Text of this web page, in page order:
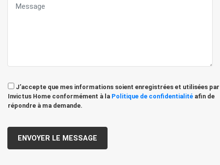
J’accepte que mes informations soient enregistrées et utilisées par
Invictus Home conformément à la Politique de confidentialité afin de
répondre à ma demande.